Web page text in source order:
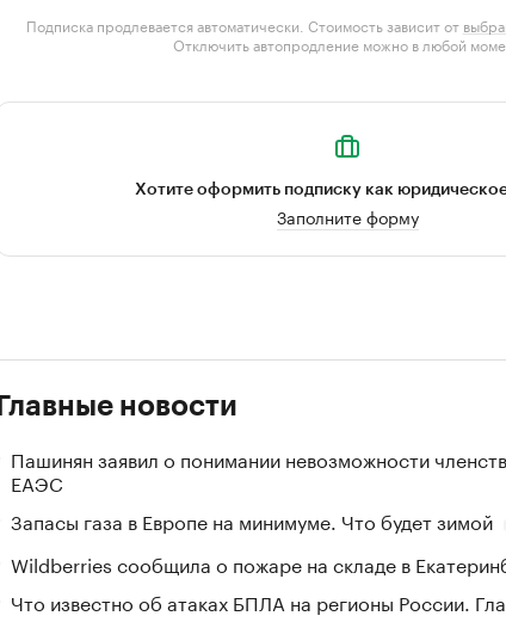
Подписка продлевается автоматически. Стоимость зависит от
Отключить автопродление можно в любой
Хотите оформить подписку как
Заполните форму
Главные новости
Пашинян заявил о понимании невозможности
ЕАЭС
Запасы газа в Европе на минимуме. Что будет зимой
Wildberries сообщила о пожаре на складе в
Что известно об атаках БПЛА на регионы России.